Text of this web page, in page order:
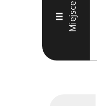
III Miejsce